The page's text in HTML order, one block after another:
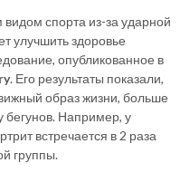
спорта из-за ударной
улучшить здоровье
опубликованное в
. Его результаты показали,
образ жизни, больше
бегунов. Например, у
встречается в 2 раза
группы.